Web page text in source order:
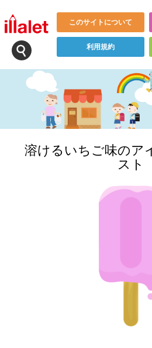
このサイトについて
利用規約
溶けるいちご味のア
スト